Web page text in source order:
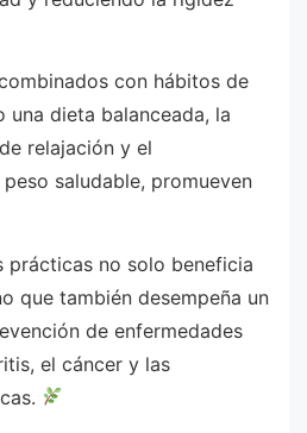
con hábitos de
una dieta balanceada, la
relajación y el
saludable, promueven
prácticas no solo beneficia
que también desempeña un
de enfermedades
el cáncer y las